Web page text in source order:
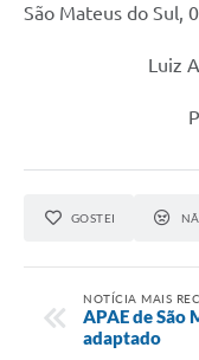
Telefones Postos de
Plantão das Funerárias
Iluminação Pública
São Mateus do Sul,
Luiz
GOSTEI
NOTÍCIA MAIS
APAE de São
adaptado